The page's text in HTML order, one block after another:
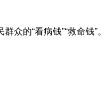
的“看病钱”“救命钱”。